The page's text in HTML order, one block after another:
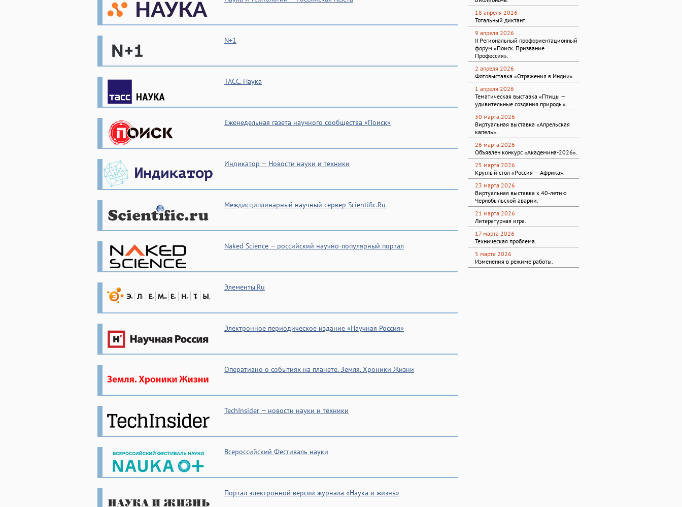
N+1
ТАСС. Наука
Еженедельная газета научного сообщества «Поиск»
Индикатор — Новости науки и техники
Междисциплинарный научный сервер Scientific.Ru
Naked Science — российский научно-популярный портал
Элементы.Ru
Электронное периодическое издание «Научная Россия»
Оперативно о событиях на планете. Земля. Хроники Жизни
TechInsider — новости науки и техники
Всероссийский Фестиваль науки
Портал электронной версии журнала «Наука и жизнь»
18 апреля 2026
Тотальный диктант.
9 апреля 2026
II Региональный профориентационный
форум «Поиск. Призвание.
Профессия».
2 апреля 2026
Фотовыставка «Отражения в Индии».
1 апреля 2026
Тематическая выставка «Птицы —
удивительные создания природы».
30 марта 2026
Виртуальная выставка «Апрельская
капель».
26 марта 2026
Объявлен конкурс «Академина-2026».
25 марта 2026
Круглый стол «Россия — Африка».
23 марта 2026
Виртуальная выставка к 40-летию
Чернобыльской аварии.
21 марта 2026
Литературная игра.
17 марта 2026
Техническая проблема.
5 марта 2026
Изменения в режиме работы.